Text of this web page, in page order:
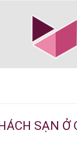
SẠN